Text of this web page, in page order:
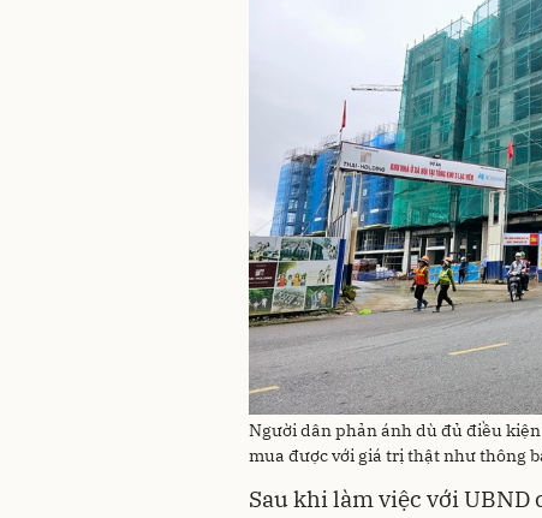
Người dân phản ánh dù đủ điều
mua được với giá trị thật như thông
Sau khi làm việc với UBND